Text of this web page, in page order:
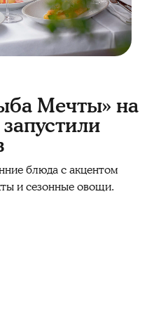
Мечты» на
блюда с акцентом
и сезонные овощи.